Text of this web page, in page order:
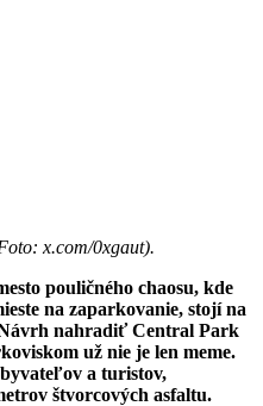
x.com/0xgaut).
pouličného chaosu, kde
na zaparkovanie, stojí na
nahradiť Central Park
už nie je len meme.
a turistov,
štvorcových asfaltu.